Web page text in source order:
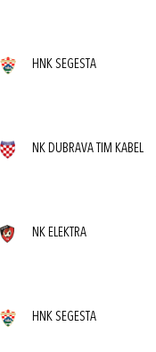
HNK SEGESTA
NK DUBRAVA TIM KABEL
NK ELEKTRA
HNK SEGESTA